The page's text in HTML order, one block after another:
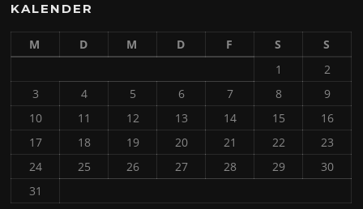
KALENDER
M D M D F S
S
1
2
3
4 5 6 7 8
9
10
11 12 13 14 15
16
17
18 19 20 21 22
23
24
25 26 27 28 29
30
31